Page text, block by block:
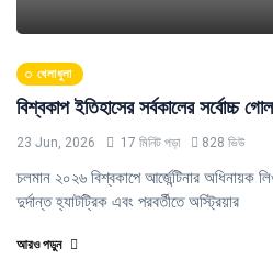
খেলাধুলা
বিশ্বকাপ ইতিহাসের সর্বকালের সর্বোচ্চ
23 Jun, 2026 17 মিনিট পড়া 828 ভিউ
চলমান ২০২৬ বিশ্বকাপে আর্জেন্টিনার অধিনায়ক
দুর্দান্ত হ্যাটট্রিক এবং পরবর্তীতে অস্ট্রিয়ার
আরও পড়ুন